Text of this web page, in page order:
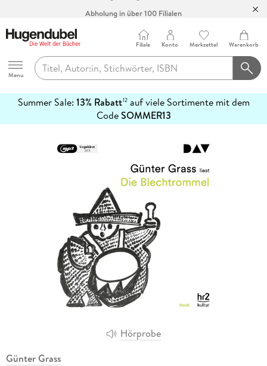
Abholung in über 100 Filialen
Hugendubel
Menu
Filiale Konto Merkzettel Warenkorb
Summer Sale: 13% Rabatt12auf viele Sortimente mit dem
CodeSOMMER13
erfahren
Hörprobe
Günter Grass